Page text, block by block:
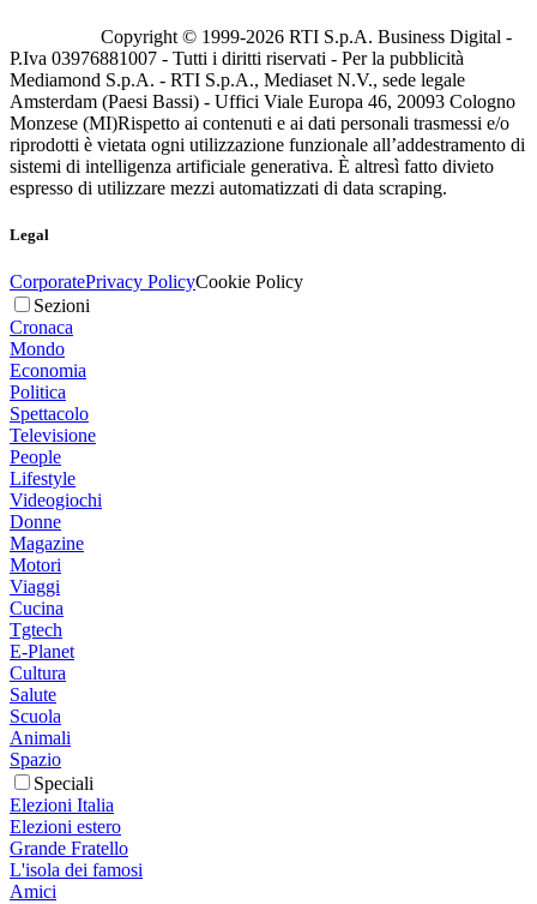
Copyright © 1999-2026 RTI S.p.A. Business Digital -
P.Iva 03976881007 - Tutti i diritti riservati - Per la pubblicità
Mediamond S.p.A. - RTI S.p.A., Mediaset N.V., sede legale
Amsterdam (Paesi Bassi) - Uffici Viale Europa 46, 20093 Cologno
Monzese (MI)Rispetto ai contenuti e ai dati personali trasmessi e/o
riprodotti è vietata ogni utilizzazione funzionale all’addestramento di
sistemi di intelligenza artificiale generativa. È altresì fatto divieto
espresso di utilizzare mezzi automatizzati di data scraping.
Legal
CorporatePrivacy PolicyCookie Policy
Sezioni
Cronaca
Mondo
Economia
Politica
Spettacolo
Televisione
People
Lifestyle
Videogiochi
Donne
Magazine
Motori
Viaggi
Cucina
Tgtech
E-Planet
Cultura
Salute
Scuola
Animali
Spazio
Speciali
Elezioni Italia
Elezioni estero
Grande Fratello
L'isola dei famosi
Amici